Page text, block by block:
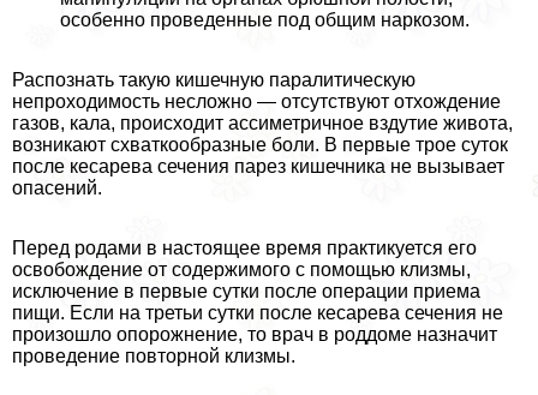
особенно проведенные под общим наркозом.
Распознать такую кишечную паралитическую
непроходимость несложно — отсутствуют отхождение
газов, кала, происходит ассиметричное вздутие живота,
возникают схваткообразные боли. В первые трое суток
после кесарева сечения парез кишечника не вызывает
опасений.
Перед родами в настоящее время пpaктикуется его
освобождение от содержимого с помощью клизмы,
исключение в первые сутки после операции приема
пищи. Если на третьи сутки после кесарева сечения не
произошло oпopoжнение, то врач в роддоме назначит
проведение повторной клизмы.